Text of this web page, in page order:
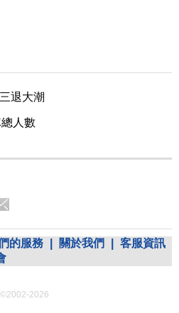
退大潮
人數
的服務 關於我們
客服資訊
2026